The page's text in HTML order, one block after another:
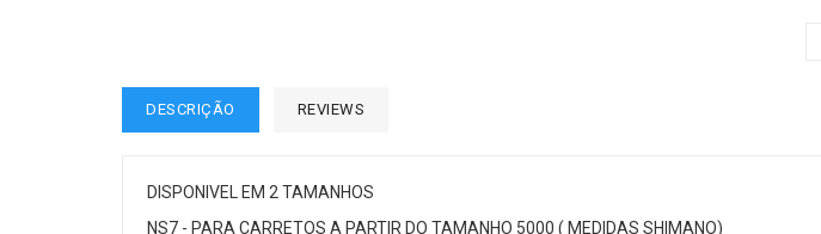
DESCRIÇÃO REVIEWS
DISPONIVEL EM 2 TAMANHOS
NS7 - PARA CARRETOS A PARTIR DO TAMANHO 5000 ( MEDIDAS SHIMANO)